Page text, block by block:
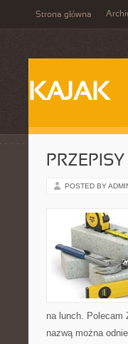
Strona główna
KAJAK
POSTED BY
na lunch. Polecam
nazwą można